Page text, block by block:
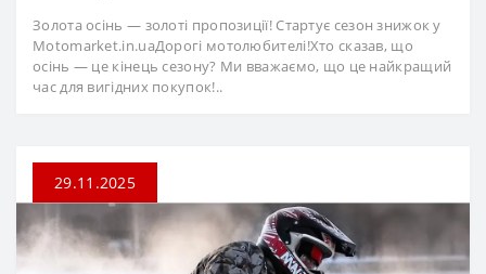
Золота осінь — золоті пропозиції! Стартує сезон знижок у
Motomarket.in.uaДорогі мотолюбителі!Хто сказав, що
осінь — це кінець сезону? Ми вважаємо, що це найкращий
час для вигідних покупок!..
29.11.2025